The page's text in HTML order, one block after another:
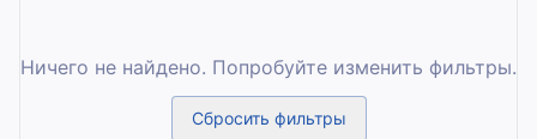
Ничего не найдено. Попробуйте изменить фильтры.
Сбросить фильтры